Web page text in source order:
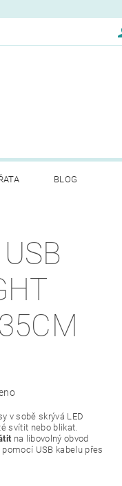
BLOG
v sobě skrývá LED
svítit nebo blikat.
na libovolný obvod
USB kabelu přes